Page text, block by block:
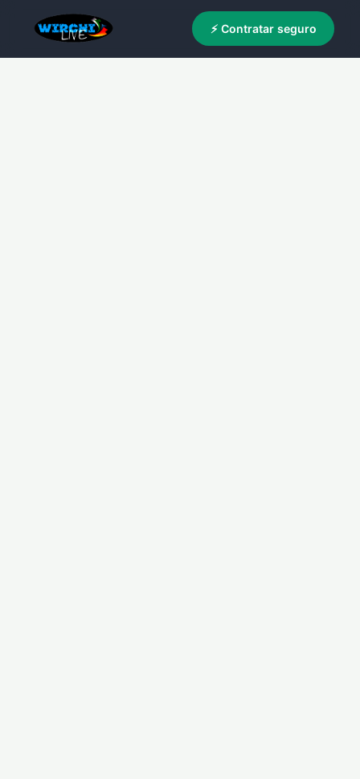
⚡ Contratar seguro